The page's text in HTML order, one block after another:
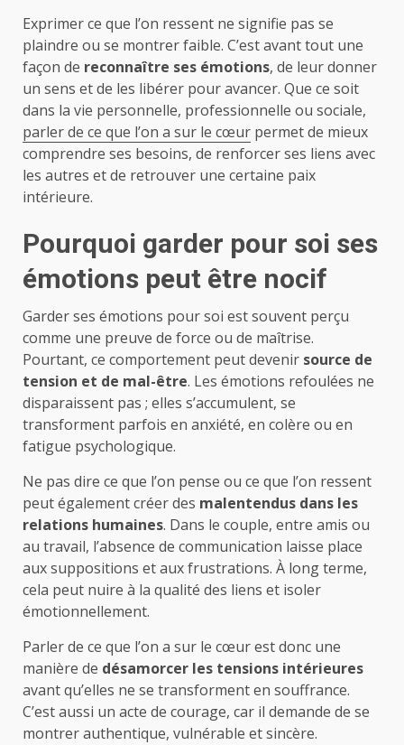
Exprimer ce que l’on ressent ne signifie pas se
plaindre ou se montrer faible. C’est avant tout une
façon de reconnaître ses émotions, de leur donner
un sens et de les libérer pour avancer. Que ce soit
dans la vie personnelle, professionnelle ou sociale,
parler de ce que l’on a sur le cœur permet de mieux
comprendre ses besoins, de renforcer ses liens avec
les autres et de retrouver une certaine paix
intérieure.
Pourquoi garder pour soi ses
émotions peut être nocif
Garder ses émotions pour soi est souvent perçu
comme une preuve de force ou de maîtrise.
Pourtant, ce comportement peut devenir source de
tension et de mal-être. Les émotions refoulées ne
disparaissent pas ; elles s’accumulent, se
transforment parfois en anxiété, en colère ou en
fatigue psychologique.
Ne pas dire ce que l’on pense ou ce que l’on ressent
peut également créer des malentendus dans les
relations humaines. Dans le couple, entre amis ou
au travail, l’absence de communication laisse place
aux suppositions et aux frustrations. À long terme,
cela peut nuire à la qualité des liens et isoler
émotionnellement.
Parler de ce que l’on a sur le cœur est donc une
manière de désamorcer les tensions intérieures
avant qu’elles ne se transforment en souffrance.
C’est aussi un acte de courage, car il demande de se
montrer authentique, vulnérable et sincère.